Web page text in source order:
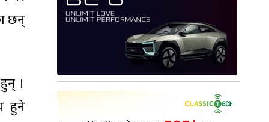
छन्
।
हुने